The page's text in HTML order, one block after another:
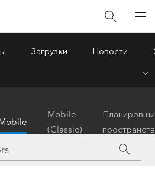
Загрузки Новости
Mobile
(Classic)